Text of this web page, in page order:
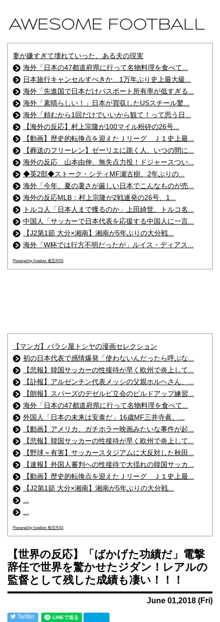
妻が嫌すぎて壊れていった、ある夫の現実
海外「日本の47都道府県に行って名物料理を食べて...
日本旅行キャンセルすべきか…1万年ぶり史上最大級...
海外「先進国で日本だけパスポート所有率が低すぎる...
海外「素晴らしい！」日本が買収したUSスチール驚...
海外「頼むから1回だけでいいから観て！って思う日...
【海外の反応】村上宗隆が100マイル粉砕の26号...
【動画】歴史的転換点を迎えたＪリーグ Ｊ１史上最...
【葬送のフリーレン】ゼーリエに跪く人、いつの間に...
海外の反応 山本由伸、無失点力投！ドジャースつい...
◆英2部◆ストーク・シティMF瀬古樹、2年ぶりの...
海外「今年、夏の暑さが厳しい日本でこんなものが売...
海外の反応MLB：村上宗隆が2戦連発の26号、1...
トルコ人「日本人まで獲るのか」上田綺世、トルコ名...
中国人「サッカーで日本代表を応援する中国人に一言...
【J2第1節 大分×湘南】湘南が5年ぶりの大分戦...
海外「W杯では行方不明だったが」ルイス・ディアス...
Powered by livedoor 相互RSS
【マンガ】バラシ屋トシヤの漫画セレクション
初の日本代表で感情爆発「使わないんだったら呼ぶな...
【悲報】韓国サッカーの性接待が早く欧州で炎上して...
【訃報】アルゼンチン代表メッシの父親ホルヘさん、...
【朗報】スパーズのデゼルビ立会のビルドアップ練習...
海外「日本の47都道府県に行って名物料理を食べて...
外国人「日本の未来は安泰だ」16歳MF三井寺眞、...
【動画】アメリカ、ガチホラー映画みたいな事件が起...
【悲報】韓国サッカーの性接待が早く欧州で炎上して...
【野球＝有害】サッカースタジアムに大反対した秋田...
【速報】外国人審判への性接待で大揺れの韓国サッカ...
【動画】歴史的転換点を迎えたＪリーグ Ｊ１史上最...
【J2第1節 大分×湘南】湘南が5年ぶりの大分戦...
Powered by livedoor 相互RSS
【世界の反応】「ばかげた功績だ」電撃
辞任で世界を驚かせたジダン！レアルの
監督として残した成績も凄い！！！
June 01,2018 (Fri)
Twitter